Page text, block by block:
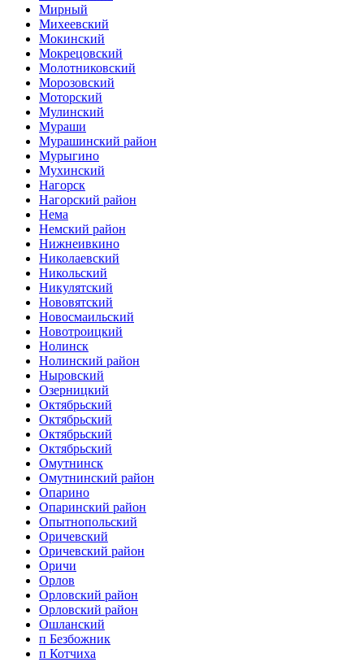
Мирный
Михеевский
Мокинский
Мокрецовский
Молотниковский
Морозовский
Моторский
Мулинский
Мураши
Мурашинский район
Мурыгино
Мухинский
Нагорск
Нагорский район
Нема
Немский район
Нижнеивкино
Николаевский
Никольский
Никулятский
Нововятский
Новосмаильский
Новотроицкий
Нолинск
Нолинский район
Ныровский
Озерницкий
Октябрьский
Октябрьский
Октябрьский
Октябрьский
Омутнинск
Омутнинский район
Опарино
Опаринский район
Опытнопольский
Оричевский
Оричевский район
Оричи
Орлов
Орловский район
Орловский район
Ошланский
п Безбожник
п Котчиха